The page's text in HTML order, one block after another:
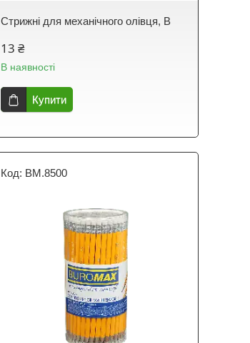
Стрижні для механічного олівця, В
13 ₴
В наявності
Купити
BM.8500